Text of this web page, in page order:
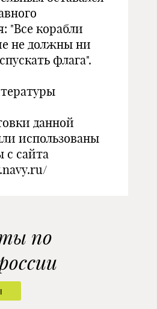
"Все корабли
не должны ни
флага".
данной
использованы
с сайта
по